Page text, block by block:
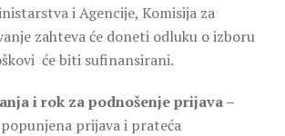
i Agencije, Komisija za
zahteva će doneti odluku o izboru
će biti sufinansirani.
i rok za podnošenje prijava –
prijava i prateća